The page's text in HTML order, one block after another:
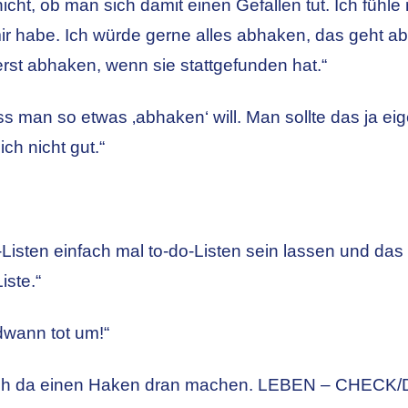
ob man sich damit einen Gefallen tut. Ich
habe. Ich würde gerne alles abhaken, das geht
abhaken, wenn sie stattgefunden hat.“
man so etwas ‚abhaken‘ will. Man sollte das ja
nicht gut.“
einfach mal to-do-Listen sein lassen und
tot um!“
da einen Haken dran machen. LEBEN – CHECK/